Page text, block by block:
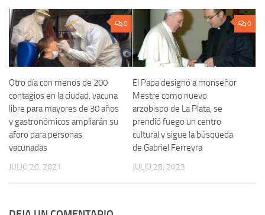
0
Otro día con menos de 200
contagios en la ciudad, vacuna
libre para mayores de 30 años
y gastronómicos ampliarán su
aforo para personas
vacunadas
JULIO 20, 2021
0
El Papa designó a monseñor
Mestre como nuevo
arzobispo de La Plata, se
prendió fuego un centro
cultural y sigue la búsqueda
de Gabriel Ferreyra
JULIO 28, 2023